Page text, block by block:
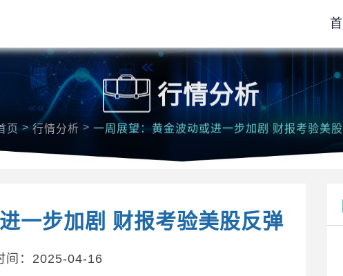
行情分析
页 > 行情分析 > 一周展望：黄金波动或进一步加剧 财报考验美
一步加剧 财报考验美股反弹
间：2025-04-16